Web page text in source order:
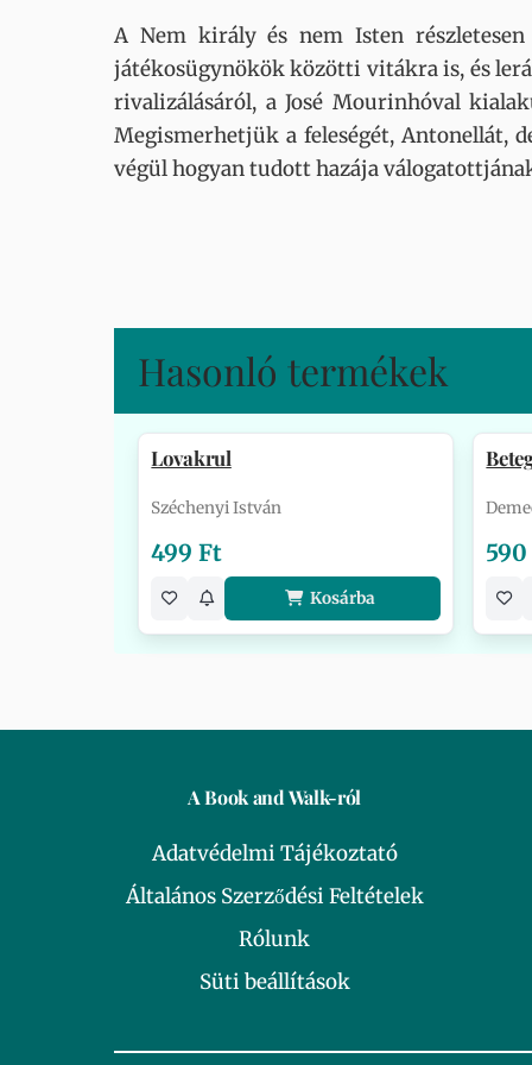
A Nem király és nem Isten
játékosügynökök közötti vitákra is, és
rivalizálásáról, a José Mourinhóval
Megismerhetjük a feleségét, Antonellát,
végül hogyan tudott hazája
Hasonló termékek
Lovakrul
Széchenyi István
499 Ft
Kosárba
A Book and Walk-ról
Adatvédelmi Tájékoztató
Általános Szerződési Feltételek
Rólunk
Süti beállítások